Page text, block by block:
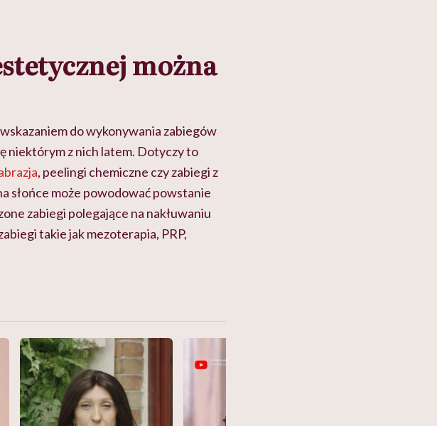
można
do wykonywania zabiegów
niektórym z nich latem. Dotyczy to
, peelingi chemiczne czy zabiegi z
słońce może powodować powstanie
zabiegi polegające na nakłuwaniu
takie jak mezoterapia, PRP,